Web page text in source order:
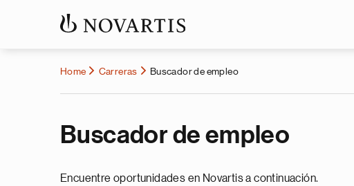
Home Carreras Buscador de empleo
Buscador de empleo
Encuentre oportunidades en Novartis a continuación.